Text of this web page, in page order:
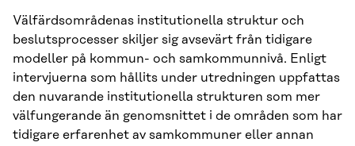
Välfärdsområdenas institutionella struktur och
beslutsprocesser skiljer sig avsevärt från tidigare
modeller på kommun- och samkommunnivå. Enligt
intervjuerna som hållits under utredningen uppfattas
den nuvarande institutionella strukturen som mer
välfungerande än genomsnittet i de områden som har
tidigare erfarenhet av samkommuner eller annan